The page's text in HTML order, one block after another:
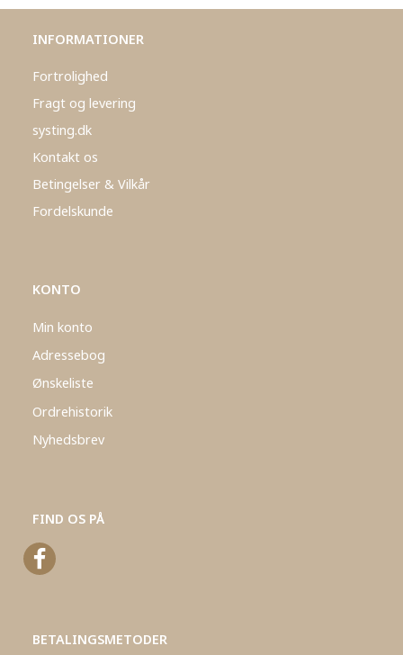
INFORMATIONER
Fortrolighed
Fragt og levering
systing.dk
Kontakt os
Betingelser & Vilkår
Fordelskunde
KONTO
Min konto
Adressebog
Ønskeliste
Ordrehistorik
Nyhedsbrev
FIND OS PÅ
BETALINGSMETODER